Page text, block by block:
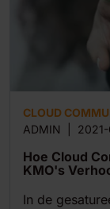
CLOUD
ADMIN
2021-
Hoe Cloud
KMO's
In de